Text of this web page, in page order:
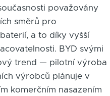
považovány
směrů pro
a to díky vyšší
BYD svými
trend — pilotní výroba
výrobců plánuje v
komerčním nasazením